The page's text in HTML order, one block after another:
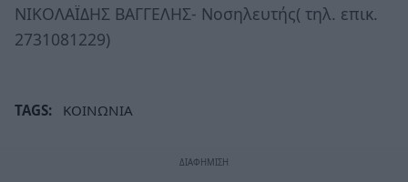
ΝΙΚΟΛΑΪΔΗΣ ΒΑΓΓΕΛΗΣ- Νοσηλευτής( τηλ. επικ.
2731081229)
TAGS: ΚΟΙΝΩΝΙΑ